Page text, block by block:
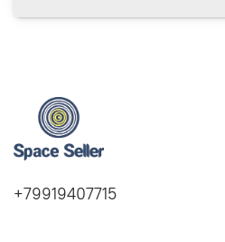
+79919407715